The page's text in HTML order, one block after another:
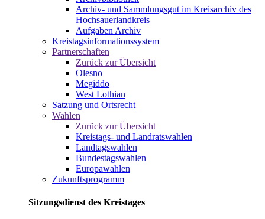
Archiv- und Sammlungsgut im Kreisarchiv des
Hochsauerlandkreis
Aufgaben Archiv
Kreistagsinformationssystem
Partnerschaften
Zurück zur Übersicht
Olesno
Megiddo
West Lothian
Satzung und Ortsrecht
Wahlen
Zurück zur Übersicht
Kreistags- und Landratswahlen
Landtagswahlen
Bundestagswahlen
Europawahlen
Zukunftsprogramm
Sitzungsdienst des Kreistages